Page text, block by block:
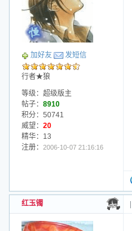
加好友 发短信
行者★狼
等级：超级版主
帖子： 8910
积分：50741
威望： 20
精华：13
注册： 2006-10-07 21:16:16
红玉镯